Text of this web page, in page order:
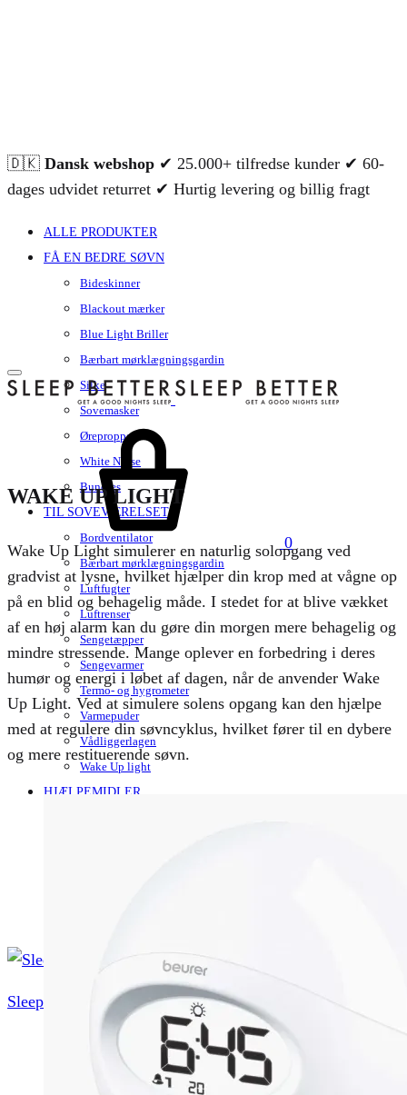
🇩🇰 Dansk webshop ✔ 25.000+ tilfredse kunder ✔ 60-
dages udvidet returret ✔ Hurtig levering og billig fragt
ALLE PRODUKTER
FÅ EN BEDRE SØVN
Bideskinner
Blackout mærker
Blue Light Briller
Bærbart mørklægningsgardin
Silke
Sovemasker
Ørepropper
White Noise
Bundles
TIL SOVEVÆRELSET
Bordventilator
Bærbart mørklægningsgardin
Luftfugter
Luftrenser
Sengetæpper
Sengevarmer
Termo- og hygrometer
Varmepuder
Vådliggerlagen
Wake Up light
HJÆLPEMIDLER
Sleep Better
0
WAKE UP LIGHT
Wake Up Light simulerer en naturlig solopgang ved
gradvist at lysne, hvilket hjælper din krop med at vågne op
på en blid og behagelig måde. I stedet for at blive vækket
af en høj alarm kan du gøre din morgen mere behagelig og
mindre stressende. Mange oplever en forbedring i deres
humør og energi i løbet af dagen, når de anvender Wake
Up Light. Ved at simulere solens opgang kan den hjælpe
med at regulere din søvncyklus, hvilket fører til en dybere
og mere restituerende søvn.